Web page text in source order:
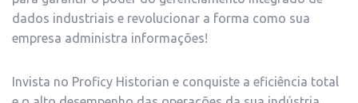
dados industriais e revolucionar a forma como sua
empresa administra informações!
Invista no Proficy Historian e conquiste a eficiência total